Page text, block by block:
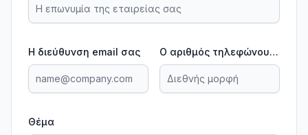
Η διεύθυνση email σας Ο αριθμός τηλεφώνου σας
Θέμα